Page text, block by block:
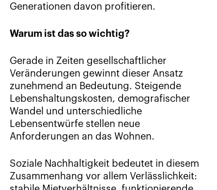
Generationen davon profitieren.
Warum ist das so wichtig?
Gerade in Zeiten gesellschaftlicher
Veränderungen gewinnt dieser Ansatz
zunehmend an Bedeutung. Steigende
Lebenshaltungskosten, demografischer
Wandel und unterschiedliche
Lebensentwürfe stellen neue
Anforderungen an das Wohnen.
Soziale Nachhaltigkeit bedeutet in diesem
Zusammenhang vor allem Verlässlichkeit: